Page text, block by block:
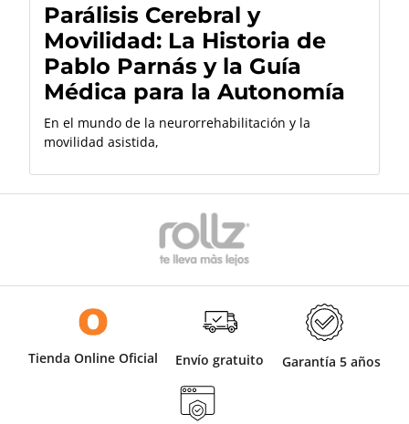
Parálisis Cerebral y
Movilidad: La Historia de
Pablo Parnás y la Guía
Médica para la Autonomía
En el mundo de la neurorrehabilitación y la
movilidad asistida,
Tienda Online Oficial Envío gratuito Garantía 5 años